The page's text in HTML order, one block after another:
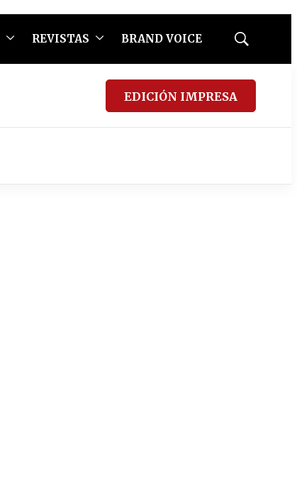
REVISTAS BRAND VOICE
Mostrar
EDICIÓN IMPRESA